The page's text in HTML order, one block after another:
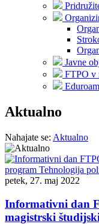
Javne
FTPO v
Eduroam
Aktualno
Nahajate se: Aktualno
petek, 27. maj 2022
Informativni dan
magistrski